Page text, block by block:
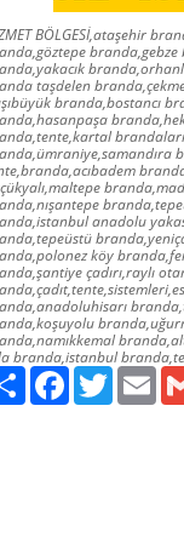
BÖLGESİ,ataşehir
taşdelen
branda,bostancı
anadolu
köy
çadırı,raylı
branda,istanbul
Paylaş FacebookTwitter